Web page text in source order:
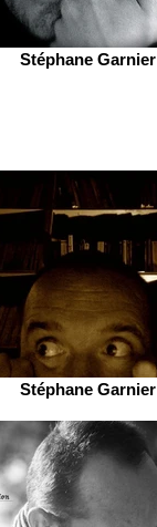
Stéphane Garnier
Stéphane Garnier